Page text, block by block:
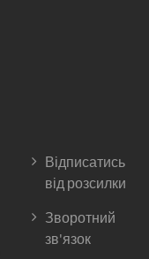
Відписатись
від розсилки
Зворотний
зв'язок